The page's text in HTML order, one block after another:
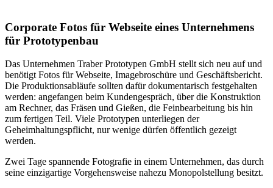
Corporate Fotos für Webseite eines Unternehmens
für Prototypenbau
Das Unternehmen Traber Prototypen GmbH stellt sich neu auf und
benötigt Fotos für Webseite, Imagebroschüre und Geschäftsbericht.
Die Produktionsabläufe sollten dafür dokumentarisch festgehalten
werden: angefangen beim Kundengespräch, über die Konstruktion
am Rechner, das Fräsen und Gießen, die Feinbearbeitung bis hin
zum fertigen Teil. Viele Prototypen unterliegen der
Geheimhaltungspflicht, nur wenige dürfen öffentlich gezeigt
werden.
Zwei Tage spannende Fotografie in einem Unternehmen, das durch
seine einzigartige Vorgehensweise nahezu Monopolstellung besitzt.